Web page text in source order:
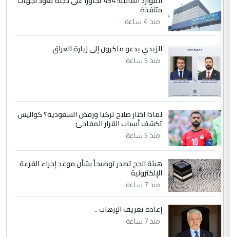
4 يوسف غزوان عصمت
التعليق : بكالوريوس فيزياء طبية متزوج و
زوجتي أيضا بكالوريوس سكني بغداد أرغب في
إكمال دراستي داخل ...
الموضوع :
السعودية توافق على الاستمرار في
جامعاتها سنويا
5 عبد الأمير جاسم هليل
التعليق : نحن اباء الطلاب الأوائل على العراق
نتشرف بلقاء السيد احمد الصافي في العتبات
الموضوع :
مكتب السيد احمد الصافي : لا يوجود
لدينا اي حساب على الفيس بوك وتويتر
متنفذة
منذ 4 ساعة
الزيدي يدعو ماكرون إلى زيارة العراق
منذ 5 ساعة
لماذا اختار صلاح تركيا ورفض السعودية؟ كواليس
تكشف أسباب القرار المفاجئ
منذ 5 ساعة
هيئة الحج تصدر توضيحاً بشأن موعد إجراء القرعة
الإلكترونية
منذ 7 ساعة
إعادة تعريف الإرهاب ..
منذ 7 ساعة